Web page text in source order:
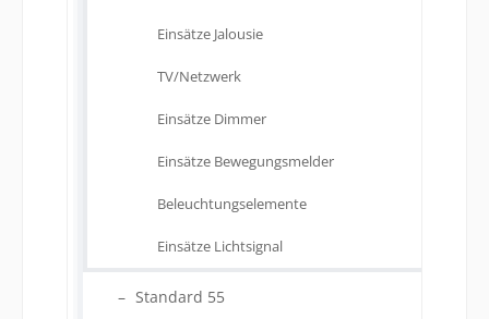
Einsätze Jalousie
TV/Netzwerk
Einsätze Dimmer
Einsätze Bewegungsmelder
Beleuchtungselemente
Einsätze Lichtsignal
Standard 55